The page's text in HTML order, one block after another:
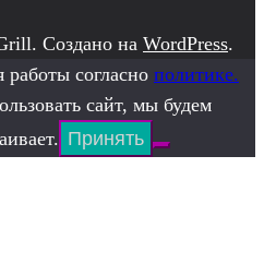
Создано на WordPress.
работы согласно политике.
сайт, мы будем
Принять